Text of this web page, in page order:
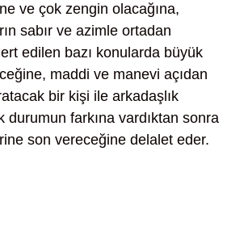
ve çok zengin olacağına,
sabır ve azimle ortadan
edilen bazı konularda büyük
maddi ve manevi açıdan
bir kişi ile arkadaşlık
durumun farkına vardıktan sonra
son vereceğine delalet eder.